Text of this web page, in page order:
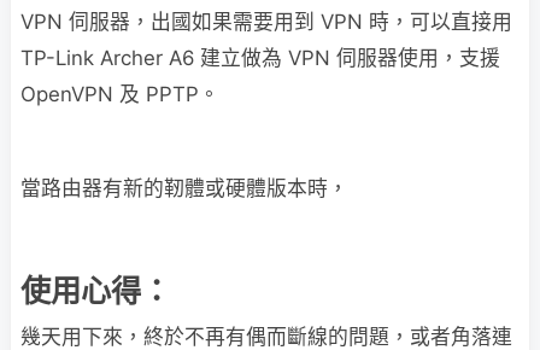
VPN 伺服器，出國如果需要用到 VPN 時，可以直接用
TP-Link Archer A6 建立做為 VPN 伺服器使用，支援
OpenVPN 及 PPTP。
當路由器有新的靭體或硬體版本時，
使用心得：
幾天用下來，終於不再有偶而斷線的問題，或者角落連